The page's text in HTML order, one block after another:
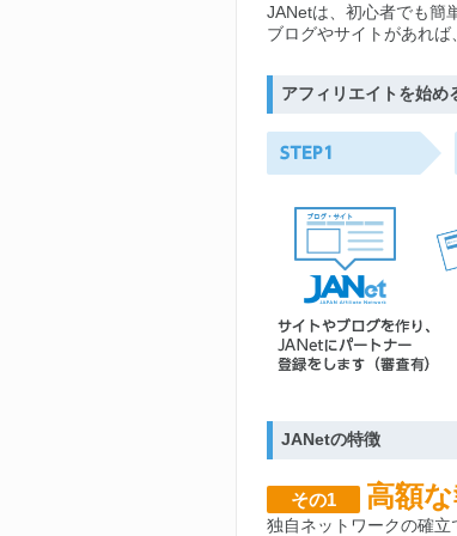
JANetは、初心者でも簡
ブログやサイトがあれば
アフィリエイトを始め
JANetの特徴
その1 高額
独自ネットワークの確